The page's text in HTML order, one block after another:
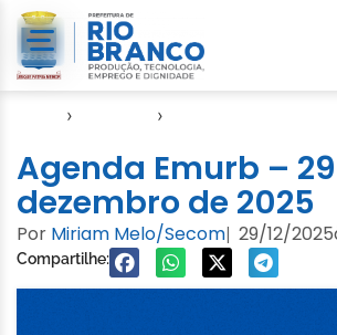
› ›
Agenda Emurb –
dezembro de 2025
Por Miriam Melo/Secom| 29/12/2025
Compartilhe: